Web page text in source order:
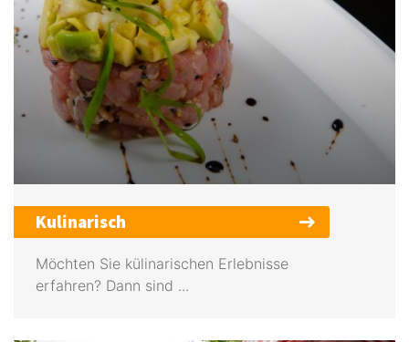
Kulinarisch
Möchten Sie külinarischen Erlebnisse
erfahren? Dann sind ...